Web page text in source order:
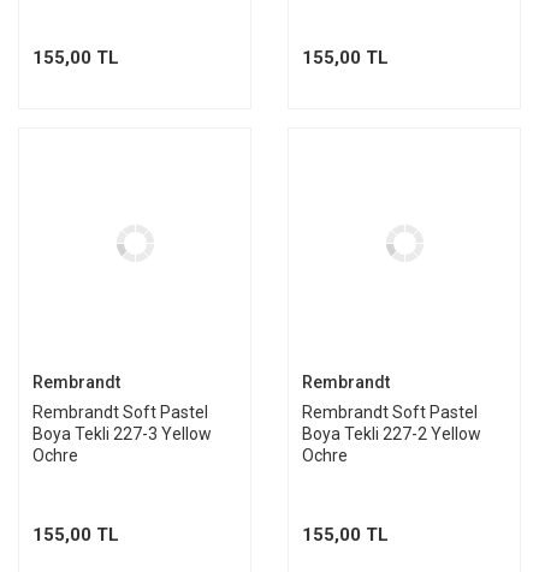
155,00 TL 155,00 TL
Rembrandt
Rembrandt Soft Pastel
Boya Tekli 227-3 Yellow
Ochre
155,00 TL
Rembrandt
Rembrandt Soft Pastel
Boya Tekli 227-2 Yellow
Ochre
155,00 TL